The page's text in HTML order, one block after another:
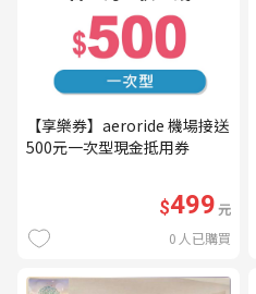
【享樂券】aeroride 機場接送
500元一次型現金抵用券
$499元
0 人已購買